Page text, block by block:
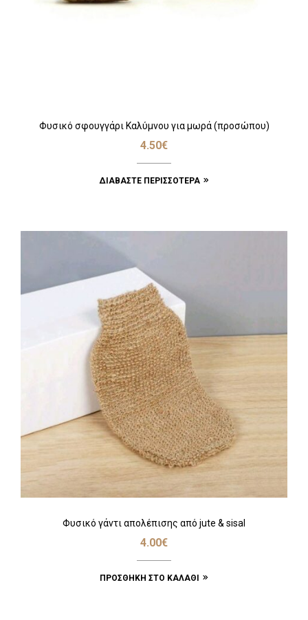
Φυσικό σφουγγάρι Καλύμνου για μωρά (προσώπου)
4.50€
ΔΙΑΒΆΣΤΕ ΠΕΡΙΣΣΌΤΕΡΑ
Φυσικό γάντι απολέπισης από jute & sisal
4.00€
ΠΡΟΣΘΉΚΗ ΣΤΟ ΚΑΛΆΘΙ